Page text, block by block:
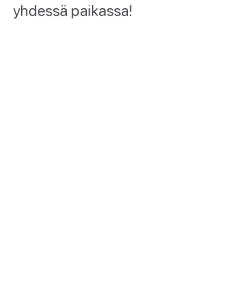
yhdessä paikassa!